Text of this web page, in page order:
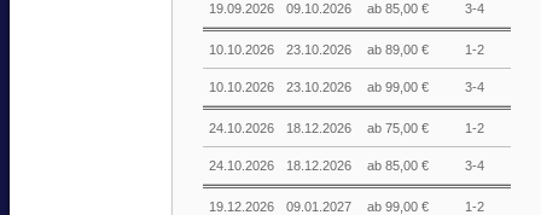
19.09.2026 09.10.2026 ab 85,00 € 3-4
10.10.2026 23.10.2026 ab 89,00 € 1-2
10.10.2026 23.10.2026 ab 99,00 € 3-4
24.10.2026 18.12.2026 ab 75,00 € 1-2
24.10.2026 18.12.2026 ab 85,00 € 3-4
19.12.2026 09.01.2027 ab 99,00 € 1-2